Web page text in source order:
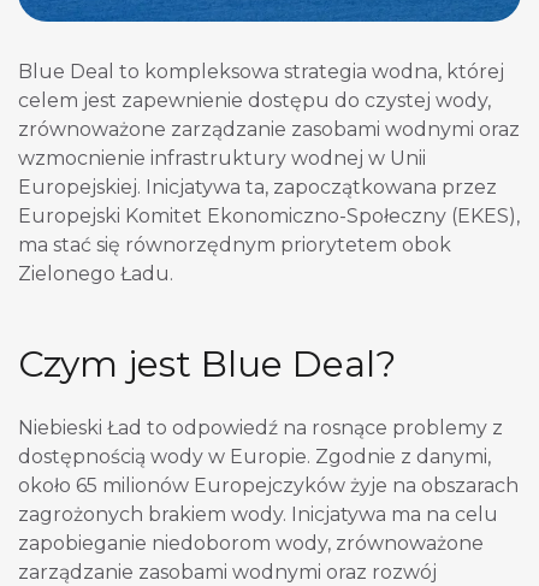
Blue Deal to kompleksowa strategia wodna, której
celem jest zapewnienie dostępu do czystej wody,
zrównoważone zarządzanie zasobami wodnymi oraz
wzmocnienie infrastruktury wodnej w Unii
Europejskiej. Inicjatywa ta, zapoczątkowana przez
Europejski Komitet Ekonomiczno-Społeczny (EKES),
ma stać się równorzędnym priorytetem obok
Zielonego Ładu.
Czym jest Blue Deal?
Niebieski Ład to odpowiedź na rosnące problemy z
dostępnością wody w Europie. Zgodnie z danymi,
około 65 milionów Europejczyków żyje na obszarach
zagrożonych brakiem wody. Inicjatywa ma na celu
zapobieganie niedoborom wody, zrównoważone
zarządzanie zasobami wodnymi oraz rozwój